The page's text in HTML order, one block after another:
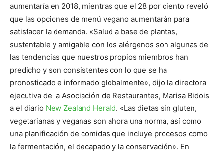
aumentaría en 2018, mientras que el 28 por ciento reveló
que las opciones de menú vegano aumentarán para
satisfacer la demanda. «Salud a base de plantas,
sustentable y amigable con los alérgenos son algunas de
las tendencias que nuestros propios miembros han
predicho y son consistentes con lo que se ha
pronosticado e informado globalmente», dijo la directora
ejecutiva de la Asociación de Restaurantes, Marisa Bidois
a el diario New Zealand Herald. «Las dietas sin gluten,
vegetarianas y veganas son ahora una norma, así como
una planificación de comidas que incluye procesos como
la fermentación, el decapado y la conservación». En